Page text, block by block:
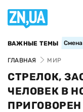
ВАЖНЫЕ ТЕМЫ Смена
ГЛАВНАЯ МИР
СТРЕЛОК,
ЧЕЛОВЕК В